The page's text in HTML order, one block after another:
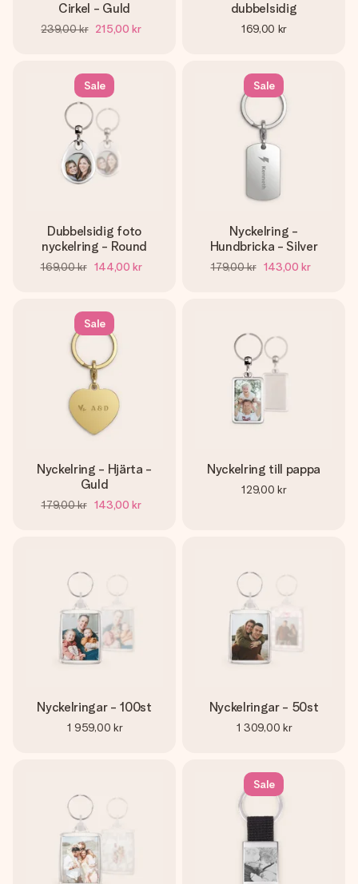
Cirkel - Guld
239,00 kr 215,00 kr
dubbelsidig
169,00 kr
Sale
Dubbelsidig foto
nyckelring - Round
169,00 kr 144,00 kr
Sale
Nyckelring -
Hundbricka - Silver
179,00 kr 143,00 kr
Sale
Nyckelring - Hjärta -
Guld
179,00 kr 143,00 kr
Nyckelring till pappa
129,00 kr
Nyckelringar - 100st
1 959,00 kr
Nyckelringar - 50st
1 309,00 kr
Sale